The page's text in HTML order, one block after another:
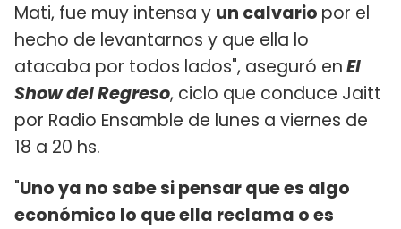
Mati, fue muy intensa y un calvario por el
hecho de levantarnos y que ella lo
atacaba por todos lados", aseguró enEl
Show del Regreso, ciclo que conduce Jaitt
por Radio Ensamble de lunes a viernes de
18 a 20 hs.
"Uno ya no sabe si pensar que es algo
económico lo que ella reclama o es